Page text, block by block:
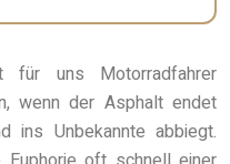
uns Motorradfahrer
wenn der Asphalt endet
ins Unbekannte abbiegt.